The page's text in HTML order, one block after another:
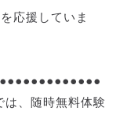
応援していま
は、随時無料体験